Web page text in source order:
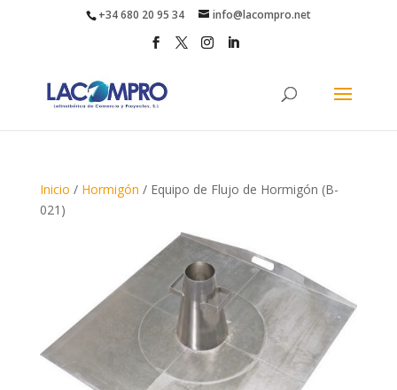
+34 680 20 95 34 info@lacompro.net
Inicio / Hormigón / Equipo de Flujo de Hormigón (B-
021)